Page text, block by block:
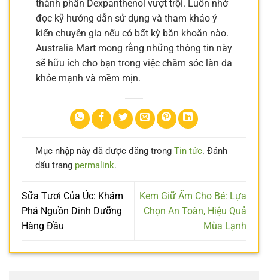
thành phần Dexpanthenol vượt trội. Luôn nhớ
đọc kỹ hướng dẫn sử dụng và tham khảo ý
kiến chuyên gia nếu có bất kỳ băn khoăn nào.
Australia Mart mong rằng những thông tin này
sẽ hữu ích cho bạn trong việc chăm sóc làn da
khỏe mạnh và mềm mịn.
Mục nhập này đã được đăng trong Tin tức. Đánh
dấu trang permalink.
Sữa Tươi Của Úc: Khám
Phá Nguồn Dinh Dưỡng
Hàng Đầu
Kem Giữ Ấm Cho Bé: Lựa
Chọn An Toàn, Hiệu Quả
Mùa Lạnh